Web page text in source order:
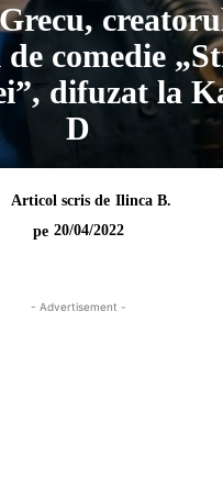
comedie
difuzat la
D
Articol scris de Ilinca B.
pe 20/04/2022
- Advertisement -